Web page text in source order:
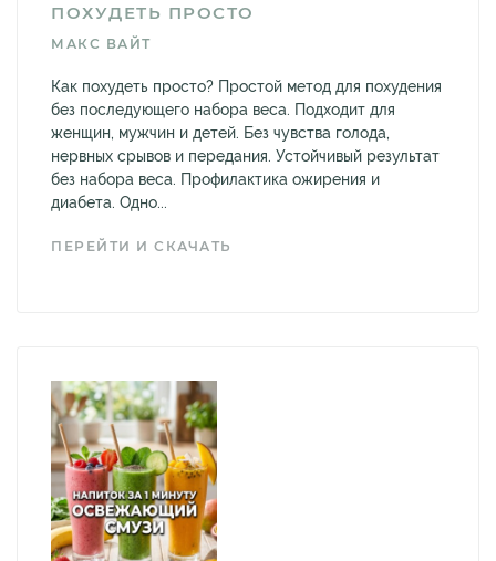
ПОХУДЕТЬ ПРОСТО
МАКС ВАЙТ
Как похудеть просто? Простой метод для похудения
без последующего набора веса. Подходит для
женщин, мужчин и детей. Без чувства голода,
нервных срывов и передания. Устойчивый результат
без набора веса. Профилактика ожирения и
диабета. Одно...
ПЕРЕЙТИ И СКАЧАТЬ